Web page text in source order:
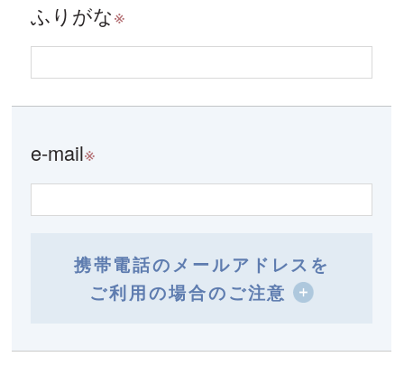
ふりがな※
e-mail※
携帯電話のメールアドレスを
ご利用の場合のご注意